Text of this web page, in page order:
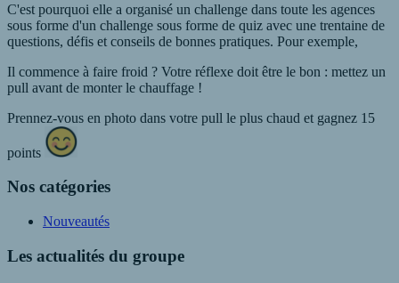
C'est pourquoi elle a organisé un challenge dans toute les agences
sous forme d'un challenge sous forme de quiz avec une trentaine de
questions, défis et conseils de bonnes pratiques. Pour exemple,
Il commence à faire froid ? Votre réflexe doit être le bon : mettez un
pull avant de monter le chauffage !
Prennez-vous en photo dans votre pull le plus chaud et gagnez 15
points
Nos catégories
Nouveautés
Les actualités du groupe